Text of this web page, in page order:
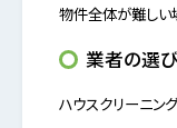
物件全体が難しい
業者の選
ハウスクリーニン